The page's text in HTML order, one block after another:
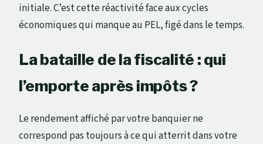
initiale. C’est cette réactivité face aux cycles
économiques qui manque au PEL, figé dans le temps.
La bataille de la fiscalité : qui
l’emporte après impôts ?
Le rendement affiché par votre banquier ne
correspond pas toujours à ce qui atterrit dans votre